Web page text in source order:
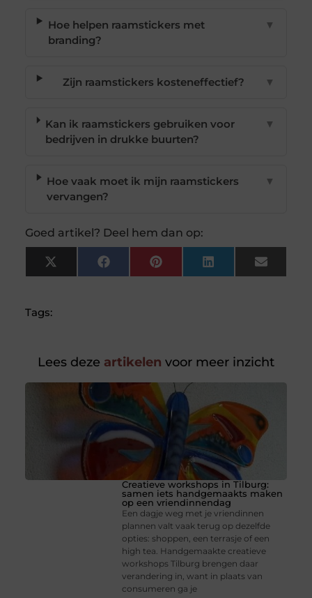
Hoe helpen raamstickers met
branding?
▼
Zijn raamstickers kosteneffectief? ▼
Kan ik raamstickers gebruiken voor
bedrijven in drukke buurten?
▼
Hoe vaak moet ik mijn raamstickers
vervangen?
▼
Goed artikel? Deel hem dan op:
X
(Twitter)
FacebookPinterest LinkedIn Email
Tags:
Lees deze artikelen voor meer inzicht
Creatieve workshops in Tilburg:
samen iets handgemaakts maken
op een vriendinnendag
Een dagje weg met je vriendinnen
plannen valt vaak terug op dezelfde
opties: shoppen, een terrasje of een
high tea. Handgemaakte creatieve
workshops Tilburg brengen daar
verandering in, want in plaats van
consumeren ga je